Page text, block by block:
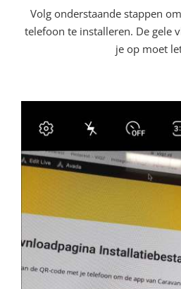
Volg onderstaande stappen
telefoon te installeren. De gele
je op moet